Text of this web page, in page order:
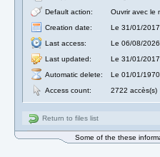
Default action:
Ouvrir avec le
Creation date:
Le 31/01/
Last access:
Le 06/08/
Last updated:
Le 31/01/
Automatic delete:
Le 01/01/
Access count:
2722 accès(s)
Return to files list
Some of the these